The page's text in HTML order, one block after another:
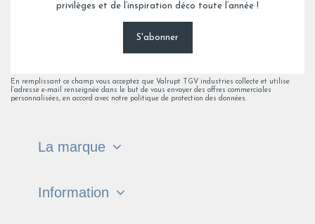
privilèges et de l’inspiration déco toute l’année !
S'abonner
En remplissant ce champ vous acceptez que Valrupt TGV industries collecte et utilise
l’adresse e-mail renseignée dans le but de vous envoyer des offres commerciales
personnalisées, en accord avec notre politique de protection des données.
La marque
Information